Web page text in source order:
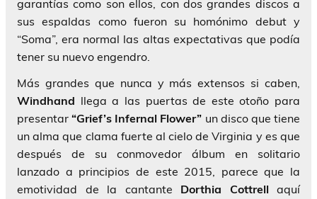
garantías como son ellos, con dos grandes discos a
sus espaldas como fueron su homónimo debut y
“Soma”, era normal las altas expectativas que podía
tener su nuevo engendro.
Más grandes que nunca y más extensos si caben,
Windhand llega a las puertas de este otoño para
presentar“Grief’s Infernal Flower” un disco que tiene
un alma que clama fuerte al cielo de Virginia y es que
después de su conmovedor álbum en solitario
lanzado a principios de este 2015, parece que la
emotividad de la cantante Dorthia Cottrell aquí